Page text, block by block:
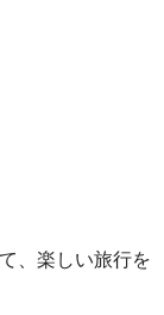
、楽しい旅行を